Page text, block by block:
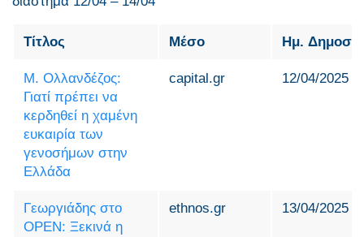
Τίτλος Μέσο Ημ.
Μ. Ολλανδέζος:
Γιατί πρέπει να
κερδηθεί η χαμένη
ευκαιρία των
γενοσήμων στην
Ελλάδα
capital.gr 12/04/2025
Γεωργιάδης στο
OPEN: Ξεκινά η
ethnos.gr 13/04/2025